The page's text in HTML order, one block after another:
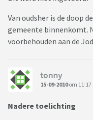
Van oudsher is de doop
gemeente binnenkomt.
voorbehouden aan de
tonny
15-09-2010om 11:17
Nadere toelichting